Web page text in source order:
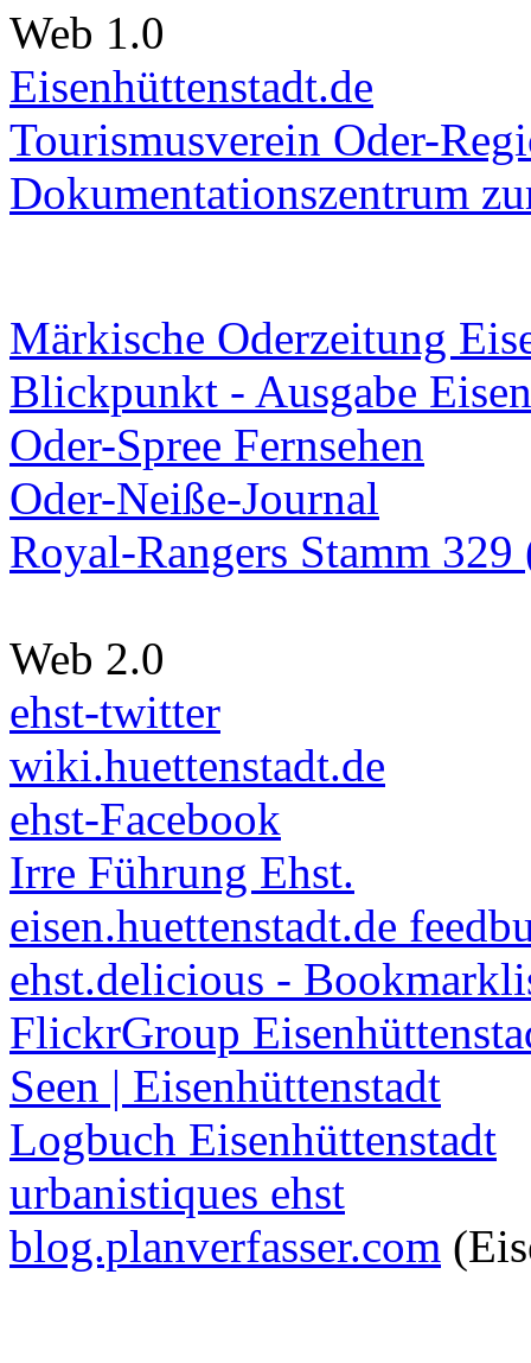
Web 1.0
Eisenhüttenstadt.de
Tourismusverein Oder-
Dokumentationszentrum
Märkische Oderzeitung
Blickpunkt - Ausgabe
Oder-Spree Fernsehen
Oder-Neiße-Journal
Royal-Rangers Stamm
Web 2.0
ehst-twitter
wiki.huettenstadt.de
ehst-Facebook
Irre Führung Ehst.
eisen.huettenstadt.de
ehst.delicious -
FlickrGroup
Seen | Eisenhüttenstadt
Logbuch Eisenhüttenstadt
urbanistiques ehst
blog.planverfasser.com